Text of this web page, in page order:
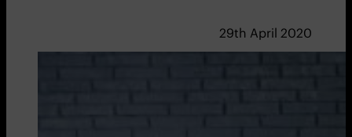
29th April 2020